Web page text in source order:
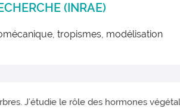
(INRAE)
tropismes, modélisation
J’étudie le rôle des hormones